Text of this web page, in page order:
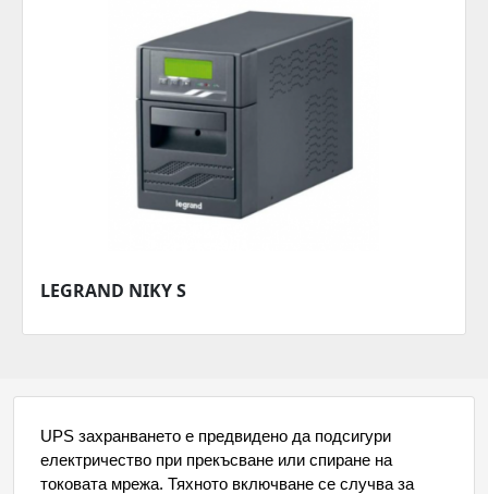
LEGRAND NIKY S
UPS захранването е предвидено да подсигури
електричество при прекъсване или спиране на
токовата мрежа. Тяхното включване се случва за